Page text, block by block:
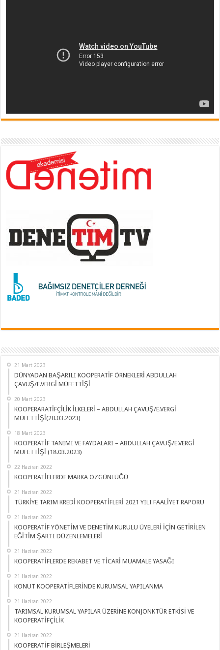
21 Mart 2023
DÜNYADAN BAŞARILI KOOPERATİF ÖRNEKLERİ ABDULLAH
ÇAVUŞ/E.VERGİ MÜFETTİŞİ
20 Mart 2023
KOOPERARATİFÇİLİK İLKELERİ – ABDULLAH ÇAVUŞ/E.VERGİ
MÜFETTİŞİ(20.03.2023)
18 Mart 2023
KOOPERATİF TANIMI VE FAYDALARI – ABDULLAH ÇAVUŞ/E.VERGİ
MÜFETTİŞİ (18.03.2023)
22 Haziran 2022
KOOPERATİFLERDE MARKA ÖZGÜNLÜĞÜ
21 Haziran 2022
TÜRKİYE TARIM KREDİ KOOPERATİFLERİ 2021 YILI FAALİYET RAPORU
21 Haziran 2022
KOOPERATİF YÖNETİM VE DENETİM KURULU ÜYELERİ İÇİN GETİRİLEN
EĞİTİM ŞARTI DÜZENLEMELERİ
21 Haziran 2022
KOOPERATİFLERDE REKABET VE TİCARİ MUAMALE YASAĞI
21 Haziran 2022
KONUT KOOPERATİFLERİNDE KURUMSAL YAPILANMA
21 Haziran 2022
TARIMSAL KURUMSAL YAPILAR ÜZERİNE KONJONKTÜR ETKİSİ VE
KOOPERATİFÇİLİK
21 Haziran 2022
KOOPERATİF BİRLEŞMELERİ